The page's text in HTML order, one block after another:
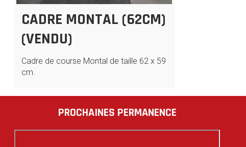
CADRE MONTAL (62CM)
(VENDU)
Cadre de course Montal de taille 62 x 59
cm.
PROCHAINES PERMANENCE